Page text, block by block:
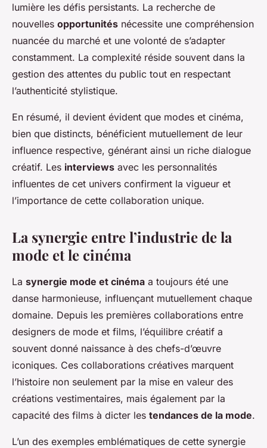
lumière les défis persistants. La recherche de
nouvelles opportunités nécessite une compréhension
nuancée du marché et une volonté de s’adapter
constamment. La complexité réside souvent dans la
gestion des attentes du public tout en respectant
l’authenticité stylistique.
En résumé, il devient évident que modes et cinéma,
bien que distincts, bénéficient mutuellement de leur
influence respective, générant ainsi un riche dialogue
créatif. Les interviews avec les personnalités
influentes de cet univers confirment la vigueur et
l’importance de cette collaboration unique.
La synergie entre l’industrie de la
mode et le cinéma
La synergie mode et cinéma a toujours été une
danse harmonieuse, influençant mutuellement chaque
domaine. Depuis les premières collaborations entre
designers de mode et films, l’équilibre créatif a
souvent donné naissance à des chefs-d’œuvre
iconiques. Ces collaborations créatives marquent
l’histoire non seulement par la mise en valeur des
créations vestimentaires, mais également par la
capacité des films à dicter les tendances de la mode.
L’un des exemples emblématiques de cette synergie